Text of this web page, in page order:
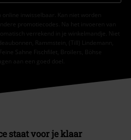
inwisselbaar. Kan niet worden
promotiecodes. Na het invoeren van
verrekend in je winkelmandje. Niet
Rammstein, (Till) Lindemann,
Sahne Fischfilet, Broilers, Böhse
aan een goed doel.
staat voor je klaar